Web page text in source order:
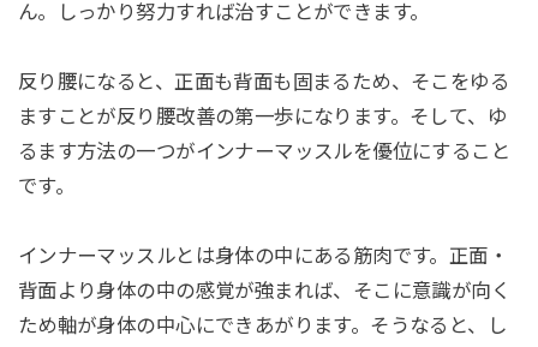
ん。しっかり努力すれば治すことができます。
反り腰になると、正面も背面も固まるため、そこをゆる
ますことが反り腰改善の第一歩になります。そして、ゆ
るます方法の一つがインナーマッスルを優位にすること
です。
インナーマッスルとは身体の中にある筋肉です。正面・
背面より身体の中の感覚が強まれば、そこに意識が向く
ため軸が身体の中心にできあがります。そうなると、し